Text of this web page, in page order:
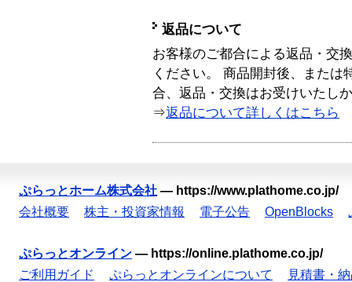
返品について
お客様のご都合による返品・交
ください。 商品開封後、または
合、返品・交換はお受けいたし
⇒返品について詳しくはこちら
ぷらっとホーム株式会社 — https://www.plathome.co.jp/
会社概要
株主・投資家情報 電子公告 OpenBlocks
ぷらっとオンライン — https://online.plathome.co.jp/
ご利用ガイド
ぷらっとオンラインについて
見積書・